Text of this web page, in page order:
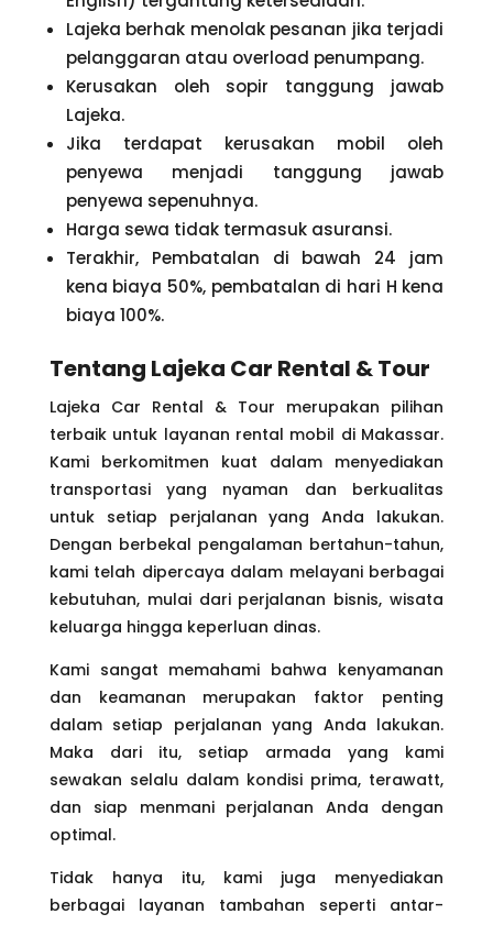
Lajeka berhak menolak pesanan jika terjadi
pelanggaran atau overload penumpang.
Kerusakan oleh sopir tanggung jawab
Lajeka.
Jika terdapat kerusakan mobil oleh
penyewa menjadi tanggung jawab
penyewa sepenuhnya.
Harga sewa tidak termasuk asuransi.
Terakhir, Pembatalan di bawah 24 jam
kena biaya 50%, pembatalan di hari H kena
biaya 100%.
Tentang Lajeka Car Rental & Tour
Lajeka Car Rental & Tour merupakan pilihan
terbaik untuk layanan rental mobil di Makassar.
Kami berkomitmen kuat dalam menyediakan
transportasi yang nyaman dan berkualitas
untuk setiap perjalanan yang Anda lakukan.
Dengan berbekal pengalaman bertahun-tahun,
kami telah dipercaya dalam melayani berbagai
kebutuhan, mulai dari perjalanan bisnis, wisata
keluarga hingga keperluan dinas.
Kami sangat memahami bahwa kenyamanan
dan keamanan merupakan faktor penting
dalam setiap perjalanan yang Anda lakukan.
Maka dari itu, setiap armada yang kami
sewakan selalu dalam kondisi prima, terawatt,
dan siap menmani perjalanan Anda dengan
optimal.
Tidak hanya itu, kami juga menyediakan
berbagai layanan tambahan seperti antar-